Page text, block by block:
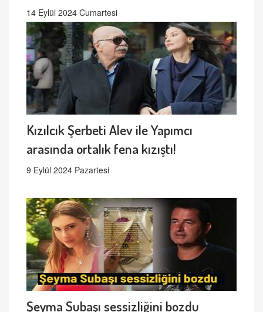
14 Eylül 2024 Cumartesi
Kızılcık Şerbeti Alev ile Yapımcı
arasında ortalık fena kızıştı!
9 Eylül 2024 Pazartesi
Şeyma Subaşı sessizliğini bozdu